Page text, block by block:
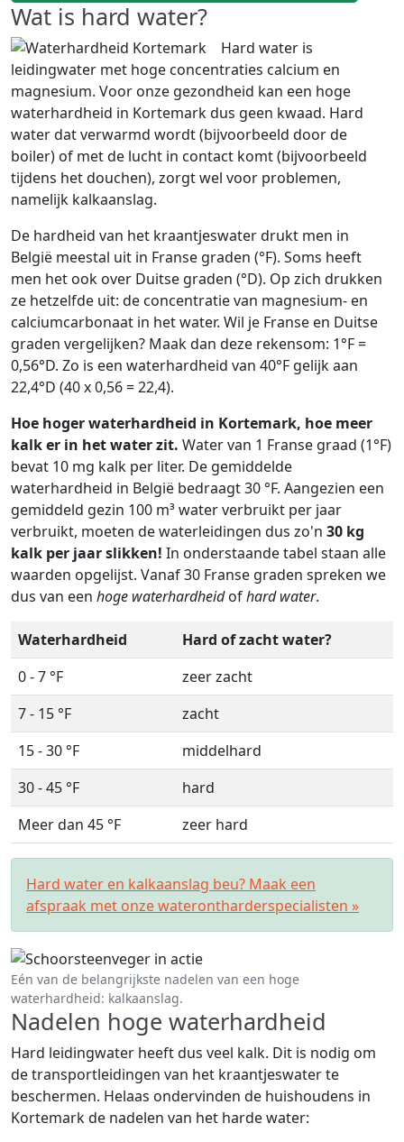
Wat is hard water?
Hard water is
leidingwater met hoge concentraties calcium en
magnesium. Voor onze gezondheid kan een hoge
waterhardheid in Kortemark dus geen kwaad. Hard
water dat verwarmd wordt (bijvoorbeeld door de
boiler) of met de lucht in contact komt (bijvoorbeeld
tijdens het douchen), zorgt wel voor problemen,
namelijk kalkaanslag.
De hardheid van het kraantjeswater drukt men in
België meestal uit in Franse graden (°F). Soms heeft
men het ook over Duitse graden (°D). Op zich drukken
ze hetzelfde uit: de concentratie van magnesium- en
calciumcarbonaat in het water. Wil je Franse en Duitse
graden vergelijken? Maak dan deze rekensom: 1°F =
0,56°D. Zo is een waterhardheid van 40°F gelijk aan
22,4°D (40 x 0,56 = 22,4).
Hoe hoger waterhardheid in Kortemark, hoe meer
kalk er in het water zit. Water van 1 Franse graad (1°F)
bevat 10 mg kalk per liter. De gemiddelde
waterhardheid in België bedraagt 30 °F. Aangezien een
gemiddeld gezin 100 m³ water verbruikt per jaar
verbruikt, moeten de waterleidingen dus zo'n 30 kg
kalk per jaar slikken! In onderstaande tabel staan alle
waarden opgelijst. Vanaf 30 Franse graden spreken we
dus van een hoge waterhardheidofhard water.
Waterhardheid
Hard of zacht water?
0 - 7 °F
zeer zacht
7 - 15 °F
zacht
15 - 30 °F
middelhard
30 - 45 °F
hard
Meer dan 45 °F
zeer hard
Hard water en kalkaanslag beu? Maak een
afspraak met onze waterontharderspecialisten »
Eén van de belangrijkste nadelen van een hoge
waterhardheid: kalkaanslag.
Nadelen hoge waterhardheid
Hard leidingwater heeft dus veel kalk. Dit is nodig om
de transportleidingen van het kraantjeswater te
beschermen. Helaas ondervinden de huishoudens in
Kortemark de nadelen van het harde water: